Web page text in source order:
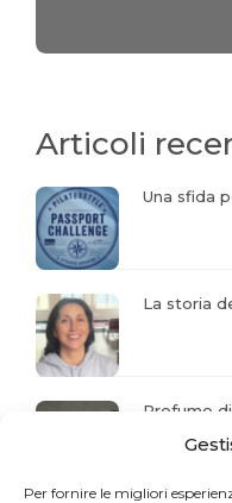
Per fornire le migliori
Articoli
Una sfida
La storia
Profumo